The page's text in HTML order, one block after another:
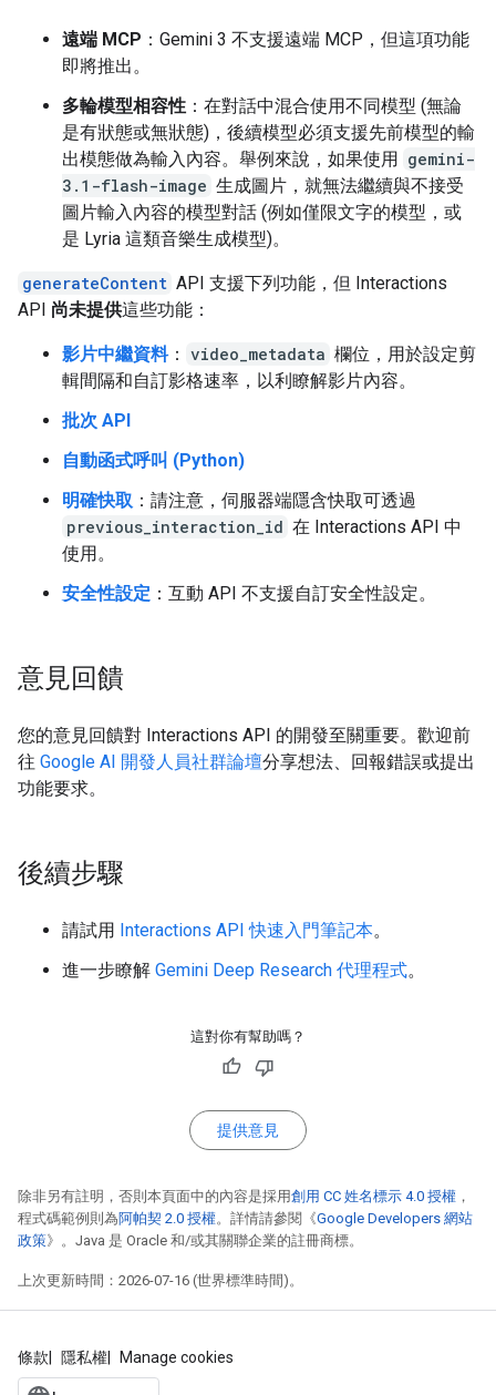
遠端 MCP ：Gemini 3 不支援遠端 MCP，但這項功能
即將推出。
多輪模型相容性 ：在對話中混合使用不同模型 (無論
是有狀態或無狀態)，後續模型必須支援先前模型的輸
出模態做為輸入內容。舉例來說，如果使用 gemini-
3.1-flash-image 生成圖片，就無法繼續與不接受
圖片輸入內容的模型對話 (例如僅限文字的模型，或
是 Lyria 這類音樂生成模型)。
generateContent API 支援下列功能，但 Interactions
API 尚未提供這些功能：
影片中繼資料： video_metadata 欄位，用於設定剪
輯間隔和自訂影格速率，以利瞭解影片內容。
批次 API
自動函式呼叫 (Python)
明確快取 ：請注意，伺服器端隱含快取可透過
previous_interaction_id 在 Interactions API 中
使用。
安全性設定 ：互動 API 不支援自訂安全性設定。
意見回饋
您的意見回饋對 Interactions API 的開發至關重要。歡迎前
往 Google AI 開發人員社群論壇分享想法、回報錯誤或提出
功能要求。
後續步驟
請試用 Interactions API 快速入門筆記本。
進一步瞭解 Gemini Deep Research 代理程式。
這對你有幫助嗎？
提供意見
除非另有註明，否則本頁面中的內容是採用創用 CC 姓名標示 4.0 授權 ，
程式碼範例則為阿帕契 2.0 授權。詳情請參閱《Google Developers 網站
政策》。Java 是 Oracle 和/或其關聯企業的註冊商標。
上次更新時間：2026-07-16 (世界標準時間)。
條款 隱私權 Manage cookies